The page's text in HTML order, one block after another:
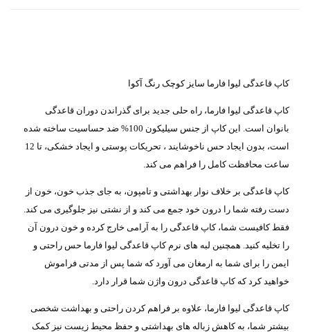
کاپ قاعدگی لیوا فارما سایز کوچک رنگ آکوا
کاپ قاعدگی لیوا فارما، راه حلی جدید برای گذراندن دوران قاعدگی
بانوان است. این کاپ از جنس سیلیکون 100% ضد حساسیت ساخته شده
است، بدون ایجاد حس ناخوشایند ، تحریکات پوستی و ایجاد خشکی، تا 12
ساعت محافظت کامل را فراهم می کند.
کاپ قاعدگی بر خلاف نوار بهداشتی و تامپون، به جای جذب خون، خون از
دست رفته شما را درون خود جمع می کند و از نشتی نیز جلوگیری می کند.
فقط کافیست شما، کاپ قاعدگی را به آرامی خارج کرده و خون درون آن
را تخلیه کنید. همچنین لبه های نرم کاپ قاعدگی لیوا فارما حس راحتی و
ایمن را برای شما به ارمغان می آورد که شما پس از مدتی فراموش
خواهید کرد که کاپ قاعدگی درون واژن شما قرار دارد.
کاپ قاعدگی لیوا فارما، علاوه بر فراهم کردن راحتی و بهداشت شخصی
بیشتر شما، به کاهش زباله های بهداشتی و حفظ محیط زیست نیز کمک